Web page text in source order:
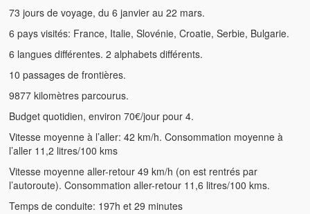
73 jours de voyage, du 6 janvier au 22 mars.
6 pays visités: France, Italie, Slovénie, Croatie, Serbie, Bulgarie.
6 langues différentes. 2 alphabets différents.
10 passages de frontières.
9877 kilomètres parcourus.
Budget quotidien, environ 70€/jour pour 4.
Vitesse moyenne à l’aller: 42 km/h. Consommation moyenne à
l’aller 11,2 litres/100 kms
Vitesse moyenne aller-retour 49 km/h (on est rentrés par
l’autoroute). Consommation aller-retour 11,6 litres/100 kms.
Temps de conduite: 197h et 29 minutes